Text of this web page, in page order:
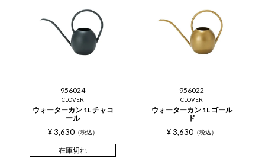
956024
CLOVER
ウォーターカン 1L チャコ
ール
¥ 3,630 税込
在庫切れ
956022
CLOVER
ウォーターカン 1L ゴール
ド
¥ 3,630 税込